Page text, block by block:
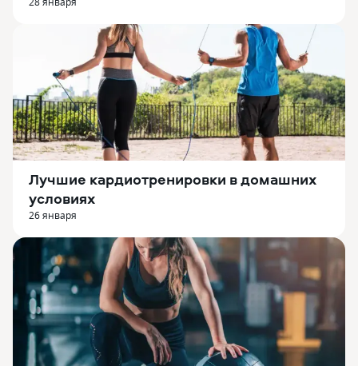
Лучшие кардиотренировки в домашних
условиях
26 января